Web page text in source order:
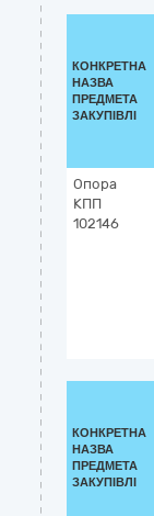
КОНКРЕТНА
НАЗВА
ПРЕДМЕТА
ЗАКУПІВЛІ
Опора
КПП
102146
КОНКРЕТНА
НАЗВА
ПРЕДМЕТА
ЗАКУПІВЛІ